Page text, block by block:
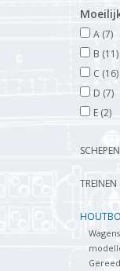
A (7)
B (11)
C (16)
D (7)
E(2)
SCHEPEN
TREINEN